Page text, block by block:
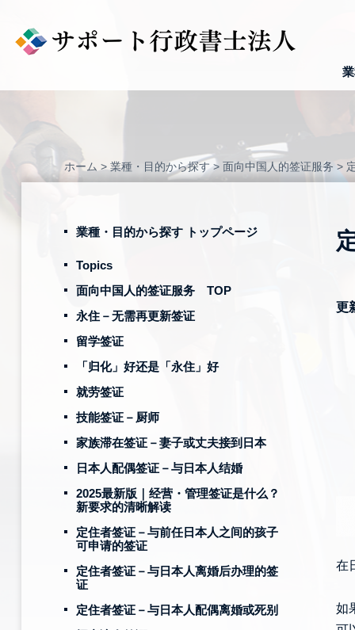
content
ホーム > 業種・目的から探す> 面向中国人的签证服务 >
更
在
如
業種・目的から探す トップページ
Topics
面向中国人的签证服务 TOP
永住－无需再更新签证
留学签证
「归化」好还是「永住」好
就劳签证
技能签证－厨师
家族滞在签证－妻子或丈夫接到日本
日本人配偶签证－与日本人结婚
2025最新版｜经营・管理签证是什么？
新要求的清晰解读
定住者签证－与前任日本人之间的孩子
可申请的签证
定住者签证－与日本人离婚后办理的签
证
定住者签证－与日本人配偶离婚或死别